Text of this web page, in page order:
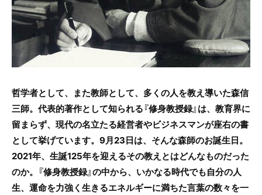
哲学者として、また教師として、多くの人を教え導いた森信
三師。代表的著作として知られる『修身教授録』は、教育界に
留まらず、現代の名立たる経営者やビジネスマンが座右の書
として挙げています。9月23日は、そんな森師のお誕生日。
2021年、生誕125年を迎えるその教えとはどんなものだった
のか。『修身教授録』の中から、いかなる時代でも自分の人
生、運命を力強く生きるエネルギーに満ちた言葉の数々を一